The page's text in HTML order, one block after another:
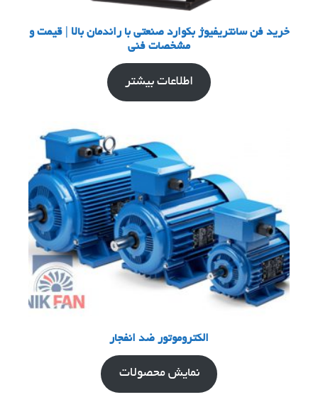
خرید فن سانتریفیوژ بکوارد صنعتی با راندمان بالا | قیمت و
مشخصات فنی
اطلاعات بیشتر
الکتروموتور ضد انفجار
نمایش محصولات